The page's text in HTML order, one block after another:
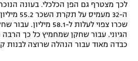
לכך מצטרף גם הפן הכלכלי. בעונה
ה-32 מעמיס
שכרו צפוי לעלות ל-58.1
הגיוני. עבור שחקן שמחמיץ כל כך
כבדה מאוד עבור הנהלה שרוצה לבנות